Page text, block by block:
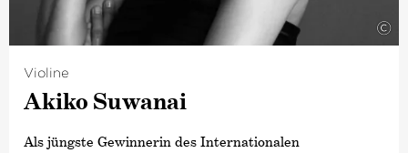
2015 wurde er von der renommierten britischen
Zeitschrift ›Gramophone‹
und der französischen
Zeitschrift›Diapason‹zum›Künstler des Jahres‹
ernannt, 2019 folgte der Opus Klassik als
Auszeichnung des Landes Bremen, die Medaille für
©
Violine
Akiko Suwanai
Als jüngste Gewinnerin des Internationalen